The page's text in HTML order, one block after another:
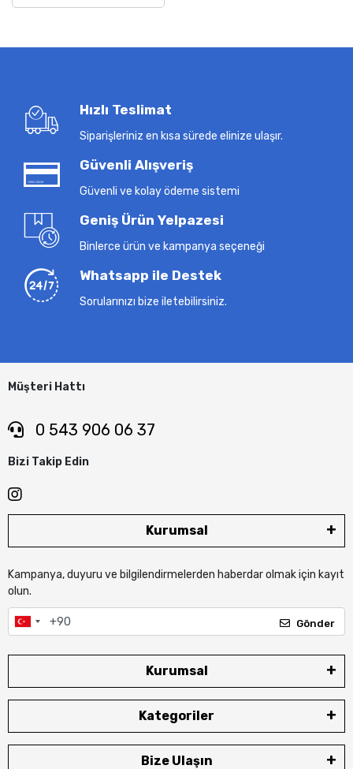
Hızlı Teslimat
Siparişleriniz en kısa sürede elinize ulaşır.
Güvenli Alışveriş
Güvenli ve kolay ödeme sistemi
Geniş Ürün Yelpazesi
Binlerce ürün ve kampanya seçeneği
Whatsapp ile Destek
Sorularınızı bize iletebilirsiniz.
Müşteri Hattı
0 543 906 06 37
Bizi Takip Edin
Kurumsal
Kampanya, duyuru ve bilgilendirmelerden haberdar olmak için kayıt
olun.
Gönder
Kurumsal
Kategoriler
Bize Ulaşın